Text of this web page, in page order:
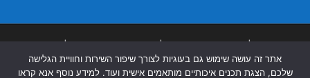
בבאר שבע |
אתר זה עושה שימוש גם בעוגיות לצורך שיפור השירות וחוויית הגלישה
שלכם, הצגת תכנים איכותיים מותאמים אישית ועוד. למידע נוסף אנא קראו